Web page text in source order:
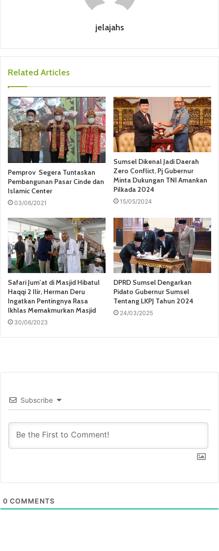
jelajahs
Related Articles
Pemprov Segera Tuntaskan
Pembangunan Pasar Cinde dan
Islamic Center
03/06/2021
Sumsel Dikenal Jadi Daerah
Zero Conflict, Pj Gubernur
Minta Dukungan TNI Amankan
Pilkada 2024
15/05/2024
Safari Jum'at di Masjid Hibatul
Haqqi 2 Ilir, Herman Deru
Ingatkan Pentingnya Rasa
Ikhlas Memakmurkan Masjid
30/06/2023
DPRD Sumsel Dengarkan
Pidato Gubernur Sumsel
Tentang LKPJ Tahun 2024
24/03/2025
Subscribe
0 COMMENTS